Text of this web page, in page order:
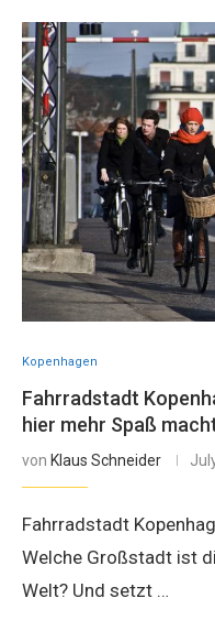
Kopenhagen
Fahrradstadt
hier mehr Spaß
von Klaus Schneider
Fahrradstadt
Welche Großstadt ist
Welt? Und setzt …